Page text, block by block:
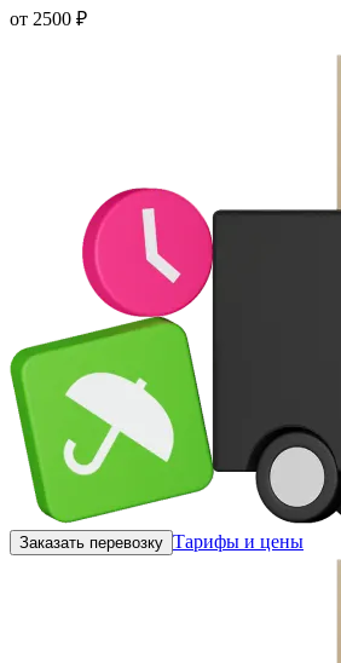
от 2500 ₽
Заказать перевозку Тарифы и цены